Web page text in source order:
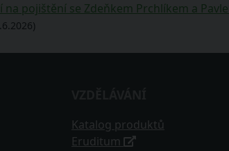
na pojištění se Zdeňkem Prchlíkem a
Katalog produktů
Eruditum